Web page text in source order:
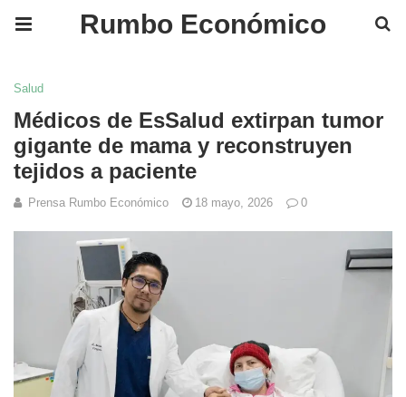
Rumbo Económico
Salud
Médicos de EsSalud extirpan tumor
gigante de mama y reconstruyen
tejidos a paciente
Prensa Rumbo Económico 18 mayo, 2026 0